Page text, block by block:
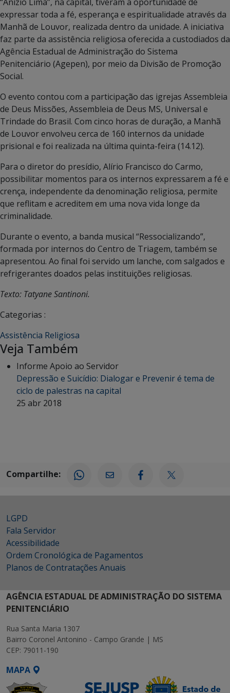
expressar toda a fé, esperança e espiritualidade através da
Manhã de Louvor, realizada dentro da unidade. A iniciativa
faz parte da assistência religiosa oferecida a custodiados da
Agência Estadual de Administração do Sistema
Penitenciário (Agepen), por meio da Divisão de Promoção
Social.
O evento contou com a participação das igrejas Assembleia
de Deus Missões, Assembleia de Deus MS, Universal e
Trindade do Brasil. Com cinco horas de duração, a Manhã
de Louvor envolveu cerca de 160 internos da unidade
prisional e foi realizada na última quinta-feira (14.12).
Para o diretor do presídio, Alírio Francisco do Carmo,
possibilitar momentos para os internos expressarem a fé e
crença, independente da denominação religiosa, permite
que reflitam e acreditem em uma nova vida longe da
criminalidade.
Durante o evento, a banda musical “Ressocializando”,
formada por internos do Centro de Triagem, também se
apresentou. Ao final foi servido um lanche, com salgados e
refrigerantes doados pelas instituições religiosas.
Texto: Tatyane Santinoni.
Categorias :
Assistência Religiosa
Veja Também
Informe Apoio ao Servidor
Depressão e Suicídio: Dialogar e Prevenir é tema de
ciclo de palestras na capital
25 abr 2018
Compartilhe:
LGPD
Fala Servidor
Acessibilidade
Ordem Cronológica de Pagamentos
Planos de Contratações Anuais
AGÊNCIA ESTADUAL DE ADMINISTRAÇÃO DO SISTEMA
PENITENCIÁRIO
Rua Santa Maria 1307
Bairro Coronel Antonino - Campo Grande | MS
CEP: 79011-190
MAPA